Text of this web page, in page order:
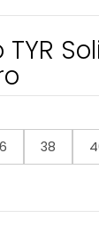
TYR
38